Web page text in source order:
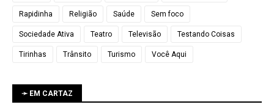
Rapidinha Religião Saúde Sem foco
Sociedade Ativa Teatro Televisão Testando Coisas
Tirinhas Trânsito Turismo Você Aqui
➛ EM CARTAZ